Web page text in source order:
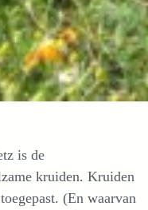
is de
kruiden. Kruiden
(En waarvan